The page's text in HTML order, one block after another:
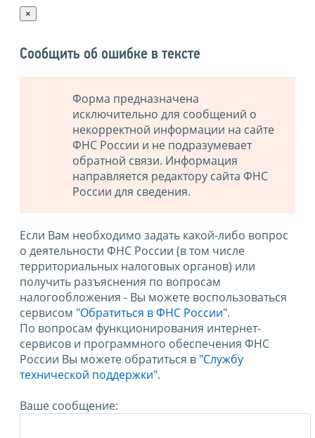
×
Сообщить об ошибке в тексте
Форма предназначена
исключительно для сообщений о
некорректной информации на сайте
ФНС России и не подразумевает
обратной связи. Информация
направляется редактору сайта ФНС
России для сведения.
Если Вам необходимо задать какой-либо вопрос
о деятельности ФНС России (в том числе
территориальных налоговых органов) или
получить разъяснения по вопросам
налогообложения - Вы можете воспользоваться
сервисом "Обратиться в ФНС России".
По вопросам функционирования интернет-
сервисов и программного обеспечения ФНС
России Вы можете обратиться в "Службу
технической поддержки".
Ваше сообщение: